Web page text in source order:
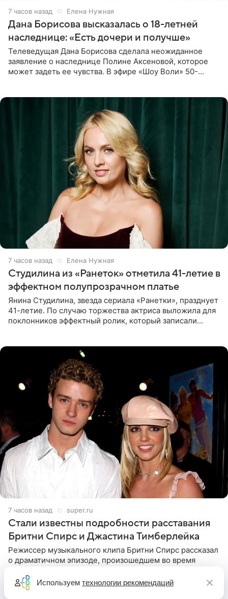
7 часов назад Елена Нужная
Дана Борисова высказалась о 18-летней
наследнице: «Есть дочери и получше»
Телеведущая Дана Борисова сделала неожиданное
заявление о наследнице Полине Аксеновой, которое
может задеть ее чувства. В эфире «Шоу Воли» 50-
7 часов назад Елена Нужная
Студилина из «Ранеток» отметила 41-летие в
эффектном полупрозрачном платье
Янина Студилина, звезда сериала «Ранетки», празднует
41-летие. По случаю торжества актриса выложила для
поклонников эффектный ролик, который записали
7 часов назад super.ru
Стали известны подробности расставания
Бритни Спирс и Джастина Тимберлейка
Режиссер музыкального клипа Бритни Спирс рассказал
о драматичном эпизоде, произошедшем во время
сообщение о расставании прямо на площадке. По
словам постановщика,
Используем технологии рекомендаций